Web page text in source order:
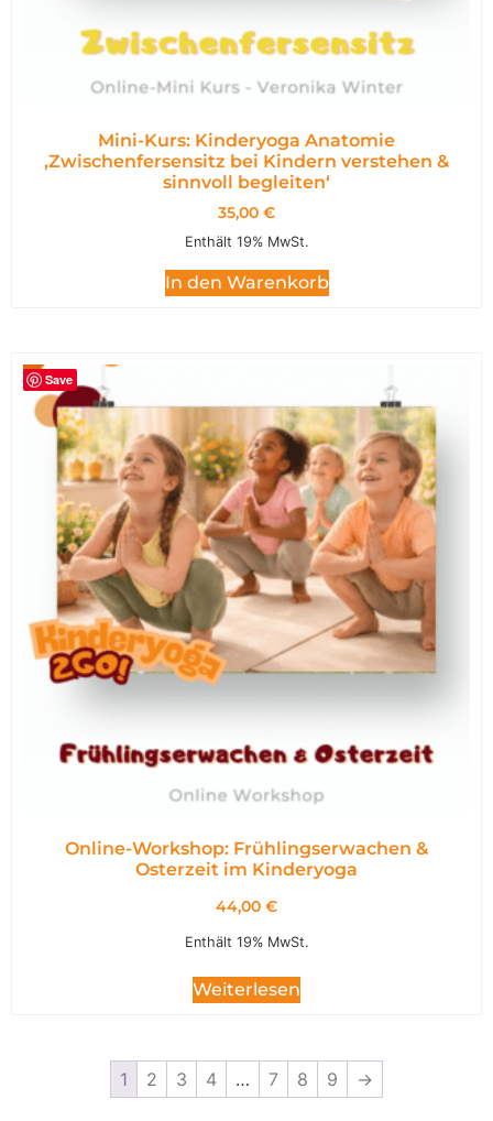
Mini-Kurs: Kinderyoga Anatomie
,Zwischenfersensitz bei Kindern verstehen &
sinnvoll begleiten‘
35,00 €
Enthält 19% MwSt.
In den Warenkorb
Save
Online-Workshop: Frühlingserwachen &
Osterzeit im Kinderyoga
44,00 €
Enthält 19% MwSt.
Weiterlesen
1 2 3 4 … 7 8 9 →